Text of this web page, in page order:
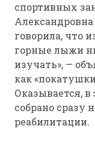
спортивных
Александровна
говорила, что
горные лыжи
изучать», —
как
Оказывается,
собрано сразу
реабилитации.